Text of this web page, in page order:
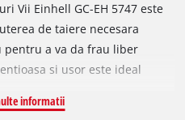
Vii Einhell GC-EH 5747 este
de taiere necesara
pentru a va da frau liber
si usor este ideal
cu precizie a crengilor,
informatii